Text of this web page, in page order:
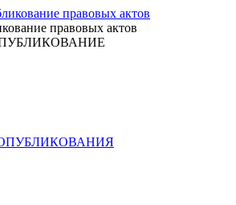
правовых актов